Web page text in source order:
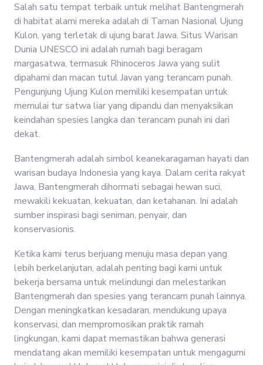
Salah satu tempat terbaik untuk melihat Bantengmerah
di habitat alami mereka adalah di Taman Nasional Ujung
Kulon, yang terletak di ujung barat Jawa. Situs Warisan
Dunia UNESCO ini adalah rumah bagi beragam
margasatwa, termasuk Rhinoceros Jawa yang sulit
dipahami dan macan tutul Javan yang terancam punah.
Pengunjung Ujung Kulon memiliki kesempatan untuk
memulai tur satwa liar yang dipandu dan menyaksikan
keindahan spesies langka dan terancam punah ini dari
dekat.
Bantengmerah adalah simbol keanekaragaman hayati dan
warisan budaya Indonesia yang kaya. Dalam cerita rakyat
Jawa, Bantengmerah dihormati sebagai hewan suci,
mewakili kekuatan, kekuatan, dan ketahanan. Ini adalah
sumber inspirasi bagi seniman, penyair, dan
konservasionis.
Ketika kami terus berjuang menuju masa depan yang
lebih berkelanjutan, adalah penting bagi kami untuk
bekerja bersama untuk melindungi dan melestarikan
Bantengmerah dan spesies yang terancam punah lainnya.
Dengan meningkatkan kesadaran, mendukung upaya
konservasi, dan mempromosikan praktik ramah
lingkungan, kami dapat memastikan bahwa generasi
mendatang akan memiliki kesempatan untuk mengagumi